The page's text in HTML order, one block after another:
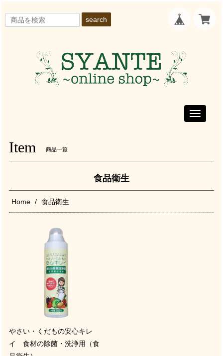
search
Toggle
Item 商品一覧
食品衛生
Home 食品衛生
やさい・くだもの安心キレ
イ 食材の除菌・洗浄用（食